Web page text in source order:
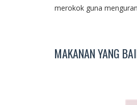
merokok guna
MAKANAN YANG